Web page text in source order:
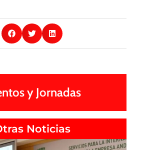
y Jornadas
Noticias